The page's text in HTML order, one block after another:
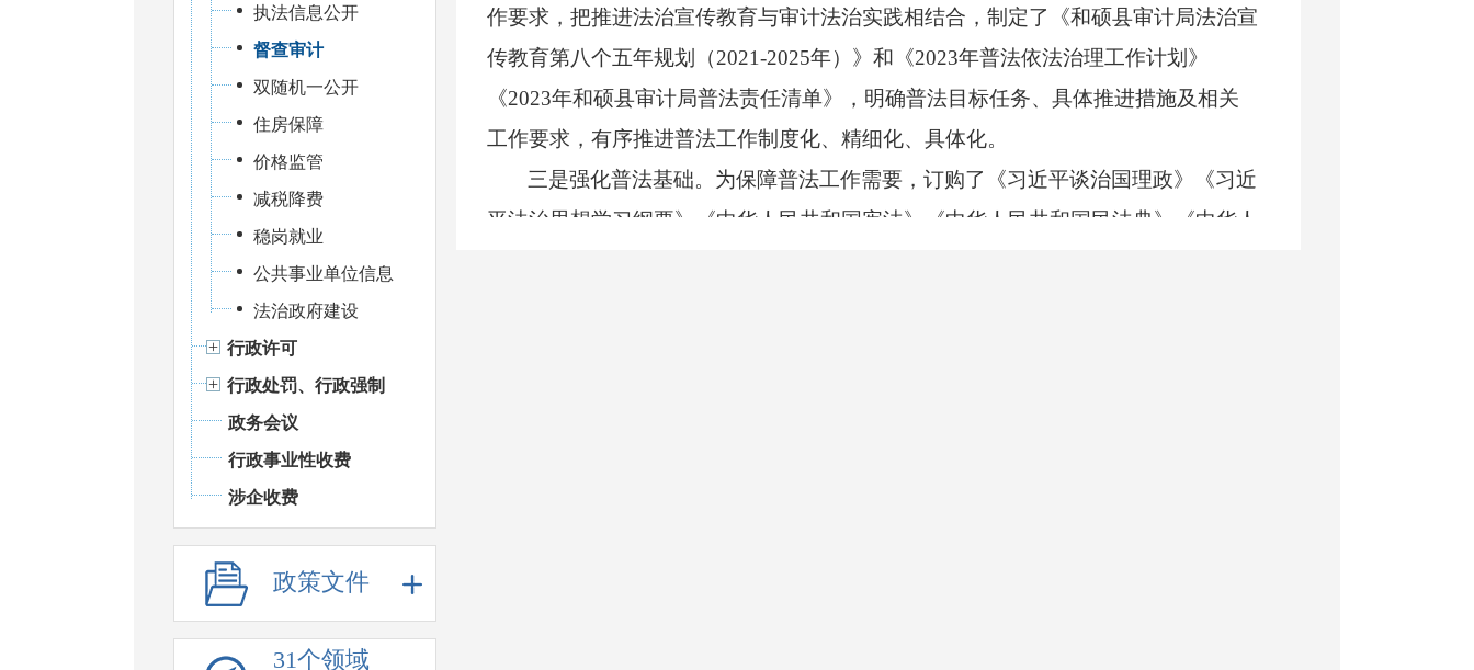
执法信息公开
督查审计
双随机一公开
住房保障
价格监管
减税降费
稳岗就业
公共事业单位信息
法治政府建设
行政许可
行政处罚、行政强制
政务会议
行政事业性收费
涉企收费
政策文件
31个领域
作要求，把推进法治宣传教育与审计法治实践相结合，制定了《和硕县审计局法治宣
传教育第八个五年规划（2021-2025年）》和《2023年普法依法治理工作计划》
《2023年和硕县审计局普法责任清单》，明确普法目标任务、具体推进措施及相关
工作要求，有序推进普法工作制度化、精细化、具体化。
三是强化普法基础。为保障普法工作需要，订购了《习近平谈治国理政》《习近
平法治思想学习纲要》《中华人民共和国宪法》《中华人民共和国民法典》《中华人